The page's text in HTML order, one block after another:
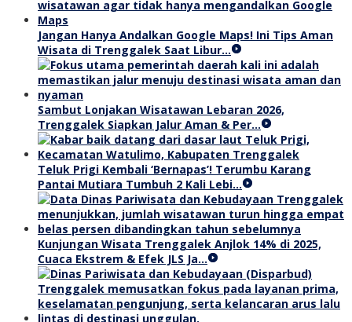
Jangan Hanya Andalkan Google Maps! Ini Tips Aman
Wisata di Trenggalek Saat Libur…
Sambut Lonjakan Wisatawan Lebaran 2026,
Trenggalek Siapkan Jalur Aman & Per…
Teluk Prigi Kembali ‘Bernapas’! Terumbu Karang
Pantai Mutiara Tumbuh 2 Kali Lebi…
Kunjungan Wisata Trenggalek Anjlok 14% di 2025,
Cuaca Ekstrem & Efek JLS Ja…